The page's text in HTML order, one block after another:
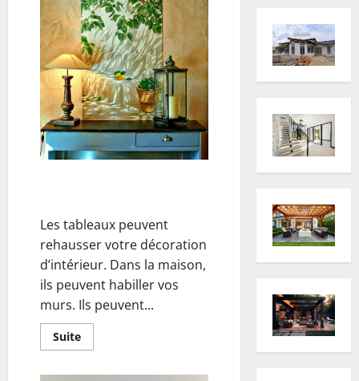
la
décoration
intérieure
Les tableaux peuvent
rehausser votre décoration
d’intérieur. Dans la maison,
ils peuvent habiller vos
murs. Ils peuvent...
SuiteEn
savoir